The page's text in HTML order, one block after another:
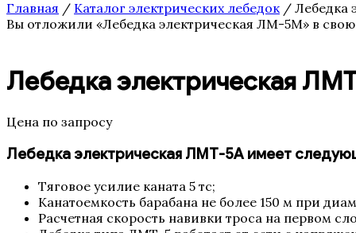
Главная / Каталог электрических лебедок/ Лебедка
Вы отложили «Лебедка электрическая ЛМ-5М» в
Лебедка электрическая
Цена по запросу
Лебедка электрическая ЛМТ-5А имеет
Тяговое усилие каната 5 тс;
Канатоемкость барабана не более 150 м при
Расчетная скорость навивки троса на первом